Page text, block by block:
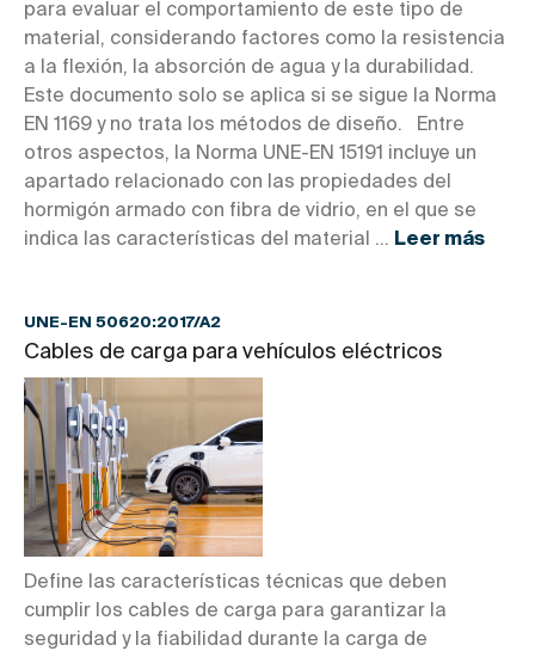
para evaluar el comportamiento de este tipo de
material, considerando factores como la resistencia
a la flexión, la absorción de agua y la durabilidad.
Este documento solo se aplica si se sigue la Norma
EN 1169 y no trata los métodos de diseño. Entre
otros aspectos, la Norma UNE-EN 15191 incluye un
apartado relacionado con las propiedades del
hormigón armado con fibra de vidrio, en el que se
indica las características del material ... Leer más
UNE-EN 50620:2017/A2
Cables de carga para vehículos eléctricos
Define las características técnicas que deben
cumplir los cables de carga para garantizar la
seguridad y la fiabilidad durante la carga de